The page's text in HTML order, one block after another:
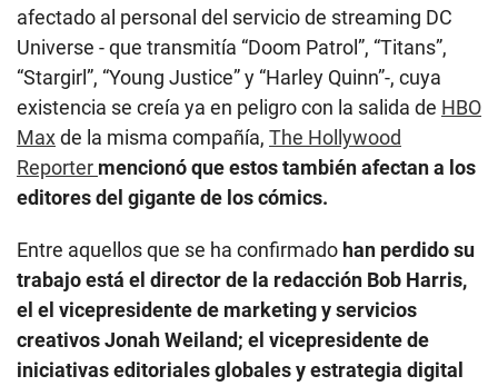
afectado al personal del servicio de streaming DC
Universe - que transmitía “Doom Patrol”, “Titans”,
“Stargirl”, “Young Justice” y “Harley Quinn”-, cuya
existencia se creía ya en peligro con la salida de HBO
Maxde la misma compañía, The Hollywood
Reporter mencionó que estos también afectan a los
editores del gigante de los cómics.
Entre aquellos que se ha confirmado han perdido su
trabajo está el director de la redacción Bob Harris,
el el vicepresidente de marketing y servicios
creativos Jonah Weiland; el vicepresidente de
iniciativas editoriales globales y estrategia digital